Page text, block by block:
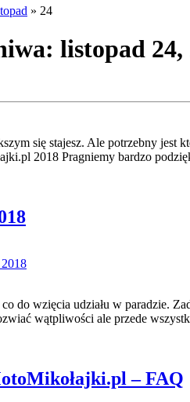
» 24
listopad 24,
się stajesz. Ale potrzebny jest
2018 Pragniemy bardzo
do wzięcia udziału w paradzie.
wątpliwości ale przede
– FAQ